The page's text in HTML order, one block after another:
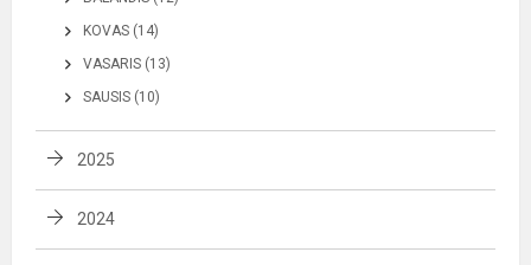
KOVAS (14)
VASARIS (13)
SAUSIS (10)
2025
2024